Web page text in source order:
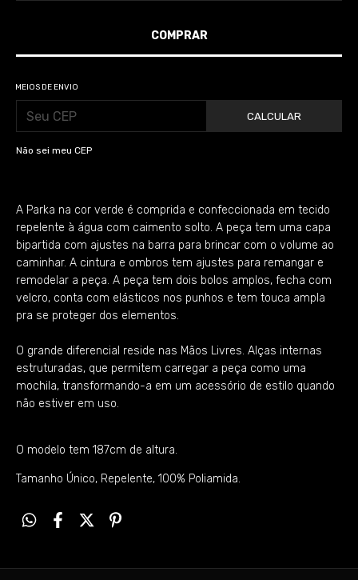
MEIOS DE ENVIO
CALCULAR
Não sei meu CEP
A Parka na cor verde é comprida e confeccionada em tecido
repelente à água com caimento solto. A peça tem uma capa
bipartida com ajustes na barra para brincar com o volume ao
caminhar. A cintura e ombros tem ajustes para remangar e
remodelar a peça. A peça tem dois bolos amplos, fecha com
velcro, conta com elásticos nos punhos e tem touca ampla
pra se proteger dos elementos.
O grande diferencial reside nas Mãos Livres. Alças internas
estruturadas, que permitem carregar a peça como uma
mochila, transformando-a em um acessório de estilo quando
não estiver em uso.
O modelo tem 187cm de altura.
Tamanho Único, Repelente, 100% Poliamida.